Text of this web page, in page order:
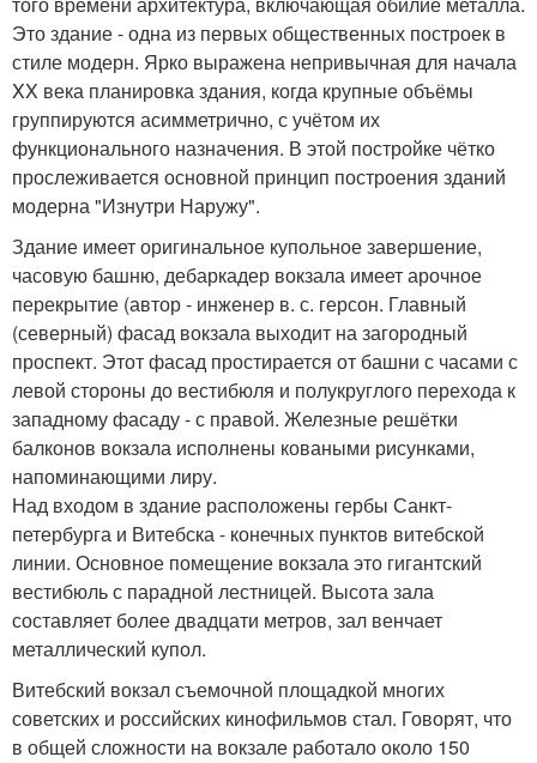
Это здание - одна из первых общественных построек в
стиле модерн. Ярко выражена непривычная для начала
XX века планировка здания, когда крупные объёмы
группируются асимметрично, с учётом их
функционального назначения. В этой постройке чётко
прослеживается основной принцип построения зданий
модерна "Изнутри Наружу".
Здание имеет оригинальное купольное завершение,
часовую башню, дебаркадер вокзала имеет арочное
перекрытие (автор - инженер в. с. герсон. Главный
(северный) фасад вокзала выходит на загородный
проспект. Этот фасад простирается от башни с часами с
левой стороны до вестибюля и полукруглого перехода к
западному фасаду - с правой. Железные решётки
балконов вокзала исполнены коваными рисунками,
напоминающими лиру.
Над входом в здание расположены гербы Санкт-
петербурга и Витебска - конечных пунктов витебской
линии. Основное помещение вокзала это гигантский
вестибюль с парадной лестницей. Высота зала
составляет более двадцати метров, зал венчает
металлический купол.
Витебский вокзал съемочной площадкой многих
советских и российских кинофильмов стал. Говорят, что
в общей сложности на вокзале работало около 150